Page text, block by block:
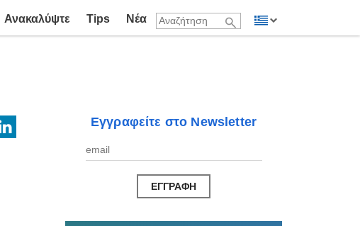
Ανακαλύψτε Tips Νέα
Εγγραφείτε στο Newsletter